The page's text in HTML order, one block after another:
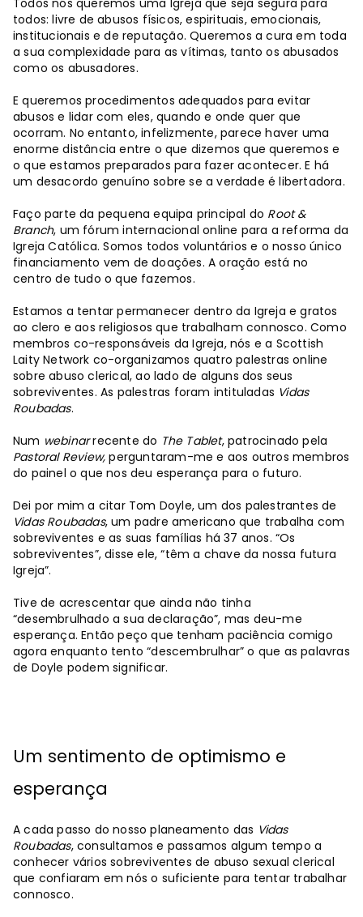
todos: livre de abusos físicos, espirituais, emocionais,
institucionais e de reputação. Queremos a cura em toda
a sua complexidade para as vítimas, tanto os abusados ​​
como os abusadores.
E queremos procedimentos adequados para evitar
abusos e lidar com eles, quando e onde quer que
ocorram. No entanto, infelizmente, parece haver uma
enorme distância entre o que dizemos que queremos e
o que estamos preparados para fazer acontecer. E há
um desacordo genuíno sobre se a verdade é libertadora.
Faço parte da pequena equipa principal do Root &
Branch, um fórum internacional online para a reforma da
Igreja Católica. Somos todos voluntários e o nosso único
financiamento vem de doações. A oração está no
centro de tudo o que fazemos.
Estamos a tentar permanecer dentro da Igreja e gratos
ao clero e aos religiosos que trabalham connosco. Como
membros co-responsáveis ​​da Igreja, nós e a Scottish
Laity Network co-organizamos quatro palestras online
sobre abuso clerical, ao lado de alguns dos seus
sobreviventes. As palestras foram intituladas Vidas
Roubadas.
Num webinarrecente do The Tablet, patrocinado pela
Pastoral Review, perguntaram-me e aos outros membros
do painel o que nos deu esperança para o futuro.
Dei por mim a citar Tom Doyle, um dos palestrantes de
Vidas Roubadas, um padre americano que trabalha com
sobreviventes e as suas famílias há 37 anos. “Os
sobreviventes”, disse ele, “têm a chave da nossa futura
Igreja”.
Tive de acrescentar que ainda não tinha
“desembrulhado a sua declaração”, mas deu-me
esperança. Então peço que tenham paciência comigo
agora enquanto tento “descembrulhar” o que as palavras
de Doyle podem significar.
Um sentimento de optimismo e
esperança
A cada passo do nosso planeamento das Vidas
Roubadas, consultamos e passamos algum tempo a
conhecer vários sobreviventes de abuso sexual clerical
que confiaram em nós o suficiente para tentar trabalhar
connosco.